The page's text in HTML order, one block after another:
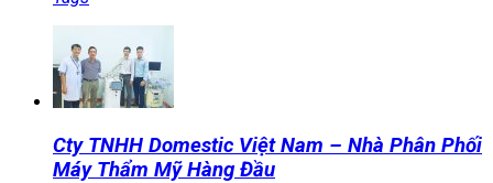
Cty TNHH Domestic Việt Nam – Nhà Phân Phối
Máy Thẩm Mỹ Hàng Đầu